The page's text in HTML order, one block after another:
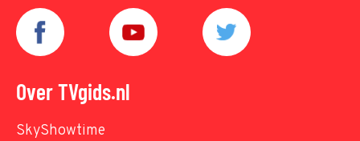
Over TVgids.nl
SkyShowtime